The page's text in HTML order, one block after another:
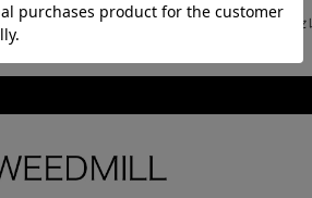
」
ド
の
着
ー
き
“日常で選び抜いたもの”が旅
の相棒五明祐子さんの「旅」
ローブvol.8五明祐子さんの
「旅」に連れていきたい愛着
いやすさや着回し力にこだわ
ったアイテムは、どれも大人
もいち早く
コラボ＆セ
セレクトT
回のバイヤ